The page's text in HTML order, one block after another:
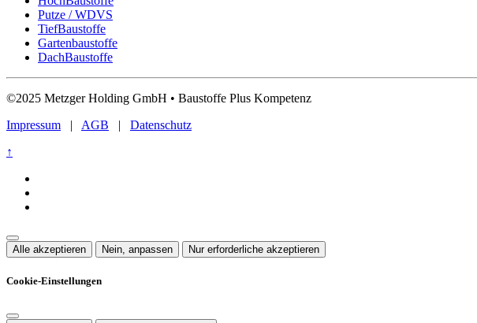
Putze / WDVS
TiefBaustoffe
Gartenbaustoffe
DachBaustoffe
©2025 Metzger Holding GmbH • Baustoffe Plus Kompetenz
Impressum | AGB | Datenschutz
↑
Alle akzeptieren Nein, anpassen Nur erforderliche akzeptieren
Cookie-Einstellungen